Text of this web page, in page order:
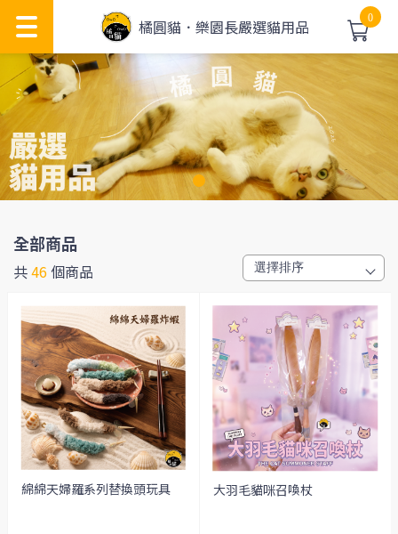
橘圓貓．樂園長嚴選貓用品 0
全部商品
共46個商品
綿綿天婦羅系列替換頭玩具 大羽毛貓咪召喚杖